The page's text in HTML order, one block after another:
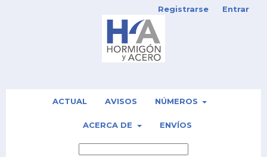
ACTUAL AVISOS NÚMEROS
ACERCA DE ENVÍOS
Registrarse Entrar